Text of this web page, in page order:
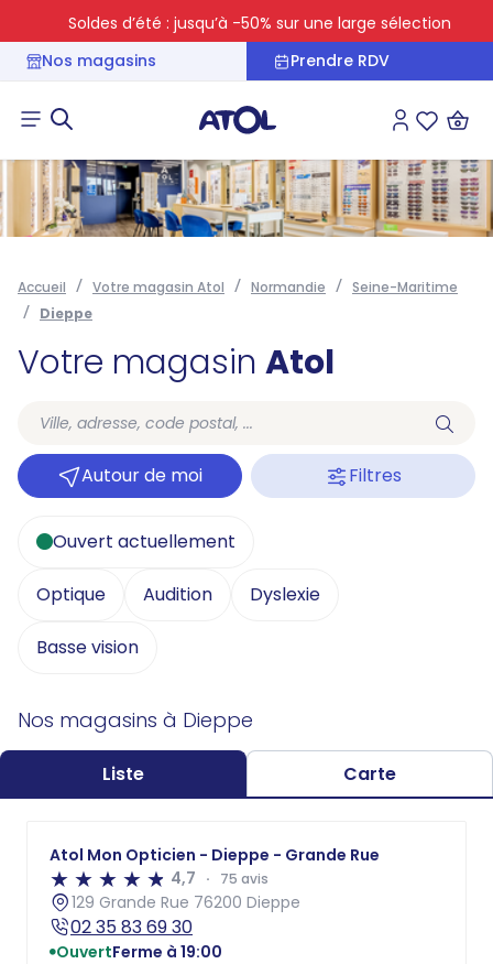
Soldes d’été : jusqu’à -50% sur une large sélection
Nos magasins
Prendre RDV
Connexion
Accueil Votre magasin Atol Normandie
Seine-Maritime
Dieppe
Votre magasin Atol
Autour de moi Filtres
Ouvert actuellement
Optique Audition Dyslexie
Basse vision
Nos magasins à Dieppe
Liste Carte
Atol Mon Opticien - Dieppe - Grande Rue
4,7
75 avis
129 Grande Rue 76200 Dieppe
02 35 83 69 30
OuvertFerme à 19:00